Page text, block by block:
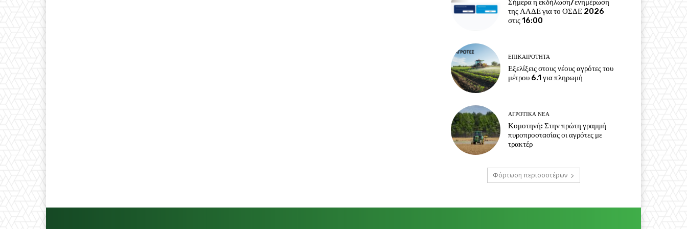
Σήμερα η εκδήλωση/ενημέρωση
της ΑΑΔΕ για το ΟΣΔΕ 2026
στις 16:00
ΕΠΙΚΑΙΡΌΤΗΤΑ
Εξελίξεις στους νέους αγρότες του
μέτρου 6.1 για πληρωμή
ΑΓΡΟΤΙΚΆ ΝΈΑ
Κομοτηνή: Στην πρώτη γραμμή
πυροπροστασίας οι αγρότες με
τρακτέρ
Φόρτωση περισσοτέρων